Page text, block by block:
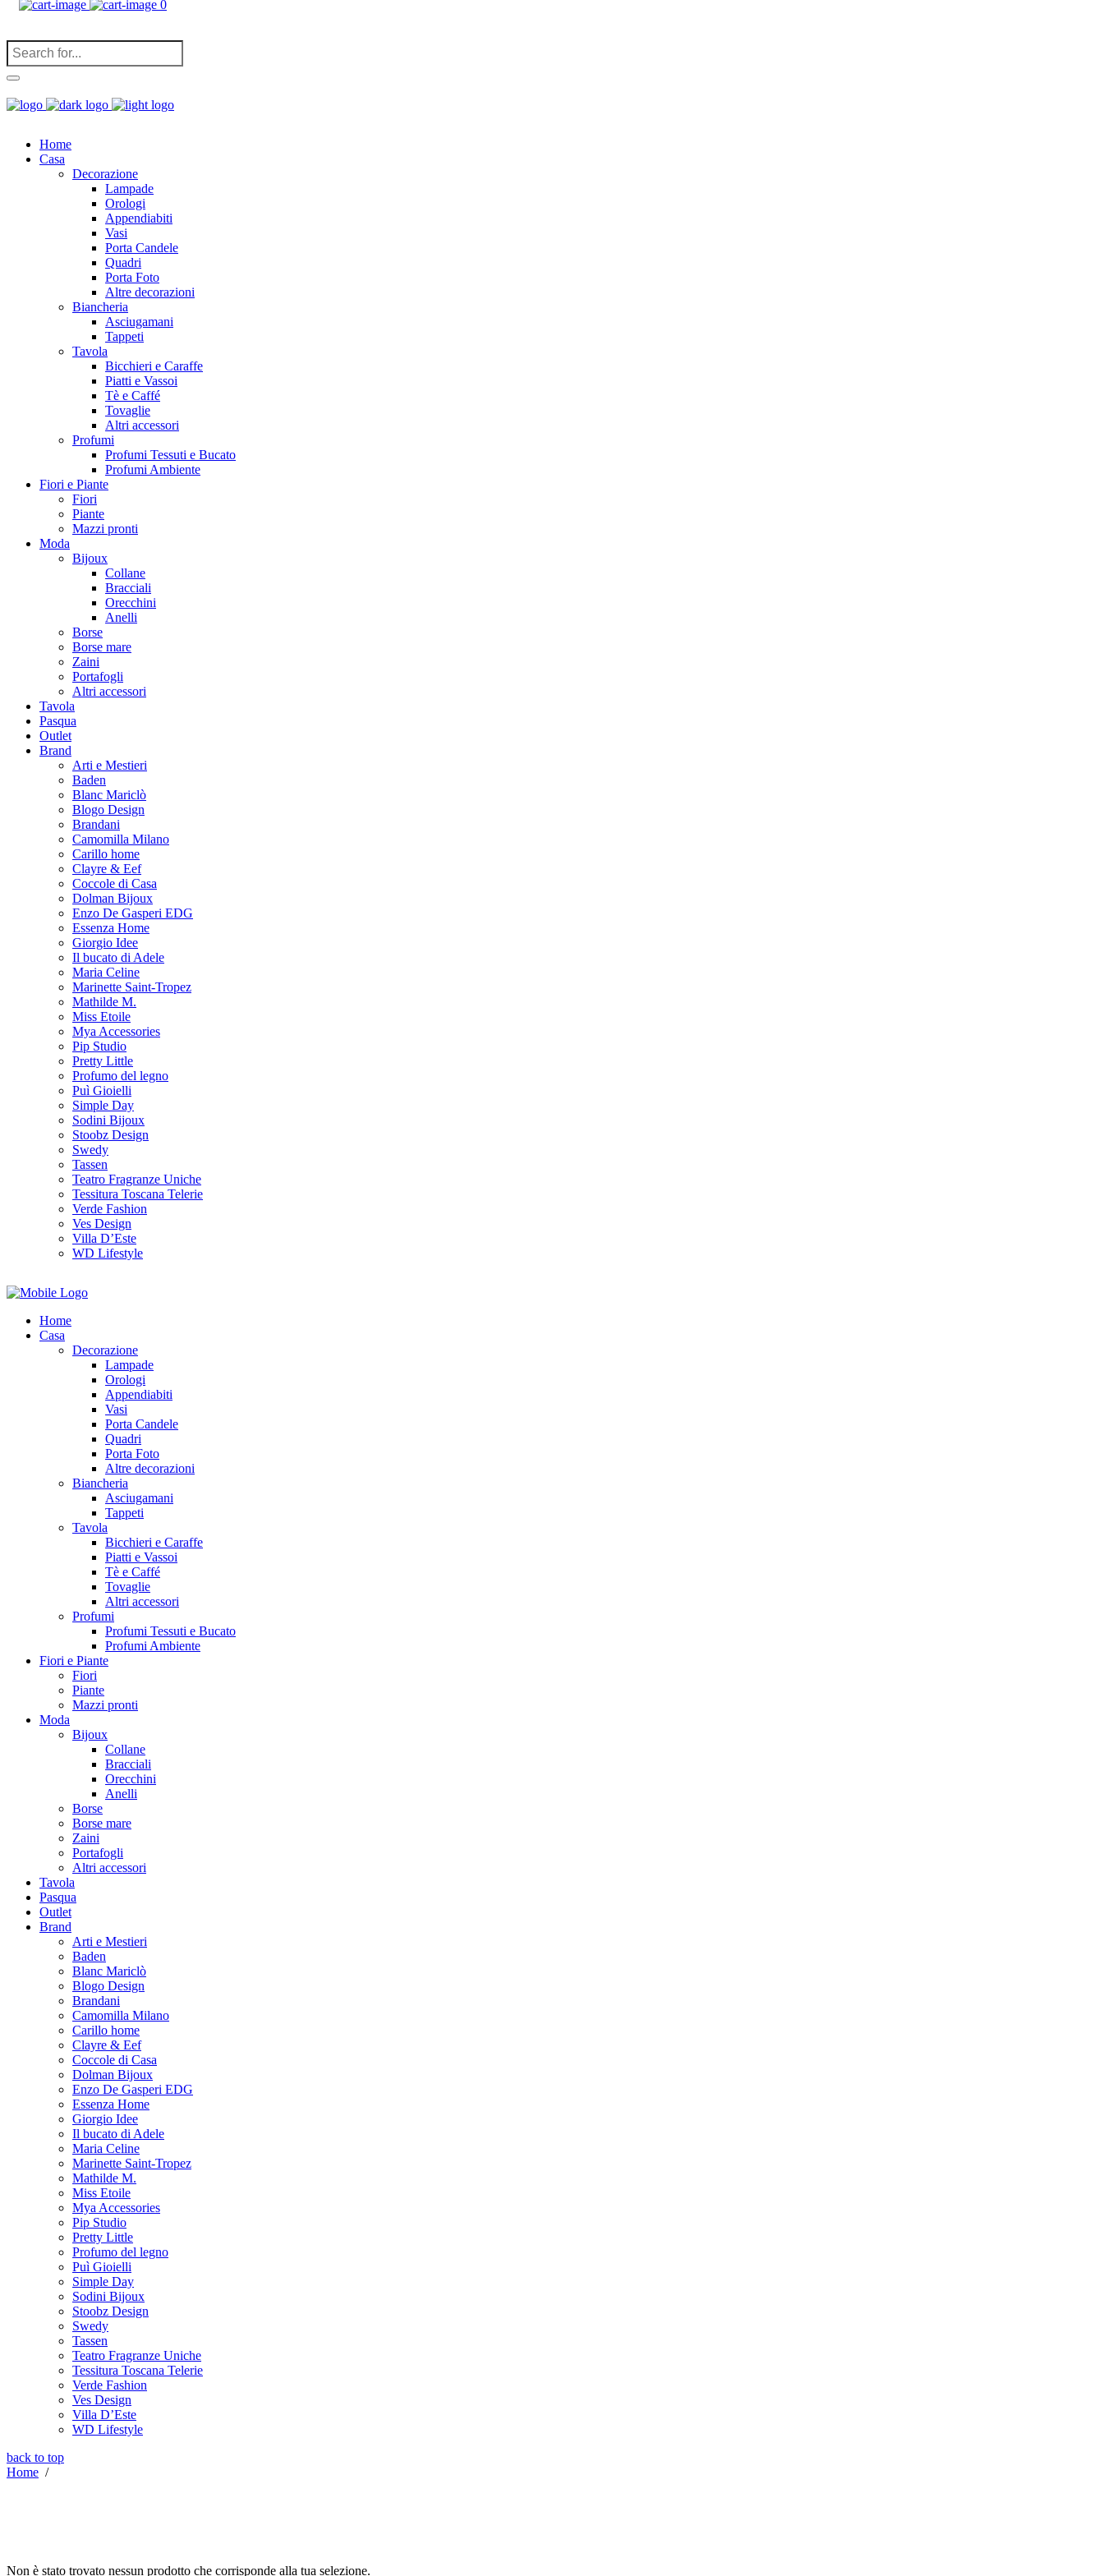
0
Home
Casa
Decorazione
Lampade
Orologi
Appendiabiti
Vasi
Porta Candele
Quadri
Porta Foto
Altre decorazioni
Biancheria
Asciugamani
Tappeti
Tavola
Bicchieri e Caraffe
Piatti e Vassoi
Tè e Caffé
Tovaglie
Altri accessori
Profumi
Profumi Tessuti e Bucato
Profumi Ambiente
Fiori e Piante
Fiori
Piante
Mazzi pronti
Moda
Bijoux
Collane
Bracciali
Orecchini
Anelli
Borse
Borse mare
Zaini
Portafogli
Altri accessori
Tavola
Pasqua
Outlet
Brand
Arti e Mestieri
Baden
Blanc Mariclò
Blogo Design
Brandani
Camomilla Milano
Carillo home
Clayre & Eef
Coccole di Casa
Dolman Bijoux
Enzo De Gasperi EDG
Essenza Home
Giorgio Idee
Il bucato di Adele
Maria Celine
Marinette Saint-Tropez
Mathilde M.
Miss Etoile
Mya Accessories
Pip Studio
Pretty Little
Profumo del legno
Puì Gioielli
Simple Day
Sodini Bijoux
Stoobz Design
Swedy
Tassen
Teatro Fragranze Uniche
Tessitura Toscana Telerie
Verde Fashion
Ves Design
Villa D’Este
WD Lifestyle
Home
Casa
Decorazione
Lampade
Orologi
Appendiabiti
Vasi
Porta Candele
Quadri
Porta Foto
Altre decorazioni
Biancheria
Asciugamani
Tappeti
Tavola
Bicchieri e Caraffe
Piatti e Vassoi
Tè e Caffé
Tovaglie
Altri accessori
Profumi
Profumi Tessuti e Bucato
Profumi Ambiente
Fiori e Piante
Fiori
Piante
Mazzi pronti
Moda
Bijoux
Collane
Bracciali
Orecchini
Anelli
Borse
Borse mare
Zaini
Portafogli
Altri accessori
Tavola
Pasqua
Outlet
Brand
Arti e Mestieri
Baden
Blanc Mariclò
Blogo Design
Brandani
Camomilla Milano
Carillo home
Clayre & Eef
Coccole di Casa
Dolman Bijoux
Enzo De Gasperi EDG
Essenza Home
Giorgio Idee
Il bucato di Adele
Maria Celine
Marinette Saint-Tropez
Mathilde M.
Miss Etoile
Mya Accessories
Pip Studio
Pretty Little
Profumo del legno
Puì Gioielli
Simple Day
Sodini Bijoux
Stoobz Design
Swedy
Tassen
Teatro Fragranze Uniche
Tessitura Toscana Telerie
Verde Fashion
Ves Design
Villa D’Este
WD Lifestyle
back to top
Home /
Non è stato trovato nessun prodotto che corrisponde alla tua selezione.